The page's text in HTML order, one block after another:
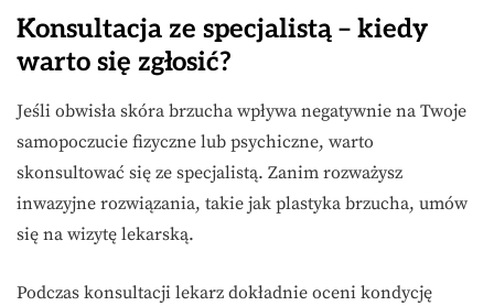
Konsultacja ze specjalistą – kiedy
warto się zgłosić?
Jeśli obwisła skóra brzucha wpływa negatywnie na Twoje
samopoczucie fizyczne lub psychiczne, warto
skonsultować się ze specjalistą. Zanim rozważysz
inwazyjne rozwiązania, takie jak plastyka brzucha, umów
się na wizytę lekarską.
Podczas konsultacji lekarz dokładnie oceni kondycję